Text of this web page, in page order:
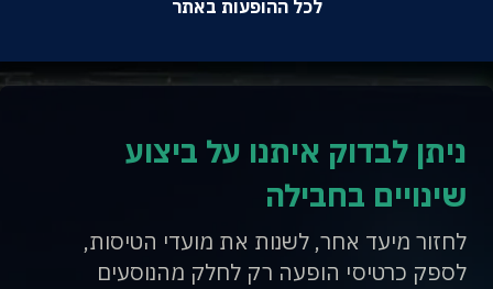
לכל ההופעות באתר
ניתן לבדוק איתנו על ביצוע
שינויים בחבילה
לחזור מיעד אחר, לשנות את מועדי הטיסות,
לספק כרטיסי הופעה רק לחלק מהנוסעים